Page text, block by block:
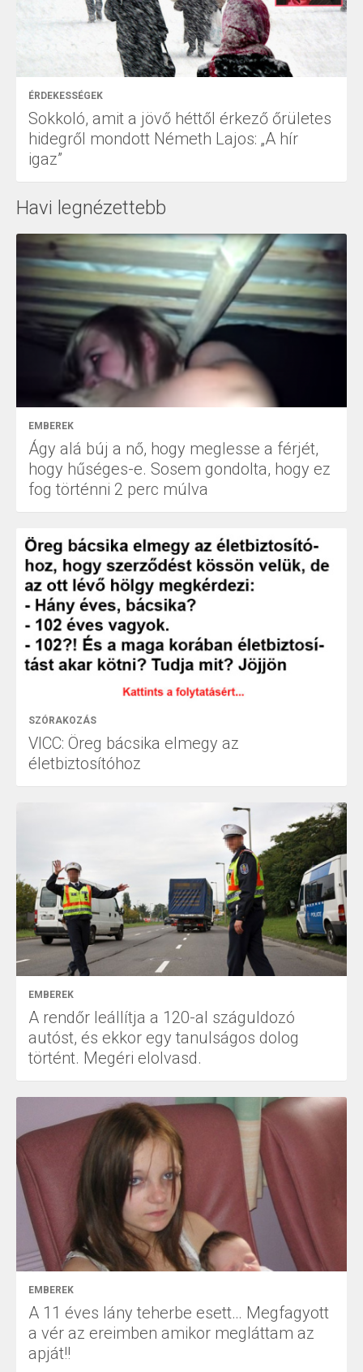
ÉRDEKESSÉGEK
Sokkoló, amit a jövő héttől érkező őrületes
hidegről mondott Németh Lajos: „A hír
igaz”
Havi legnézettebb
EMBEREK
Ágy alá búj a nő, hogy meglesse a férjét,
hogy hűséges-e. Sosem gondolta, hogy ez
fog történni 2 perc múlva
SZÓRAKOZÁS
VICC: Öreg bácsika elmegy az
életbiztosítóhoz
EMBEREK
A rendőr leállítja a 120-al száguldozó
autóst, és ekkor egy tanulságos dolog
történt. Megéri elolvasd.
EMBEREK
A 11 éves lány teherbe esett… Megfagyott
a vér az ereimben amikor megláttam az
apját!!